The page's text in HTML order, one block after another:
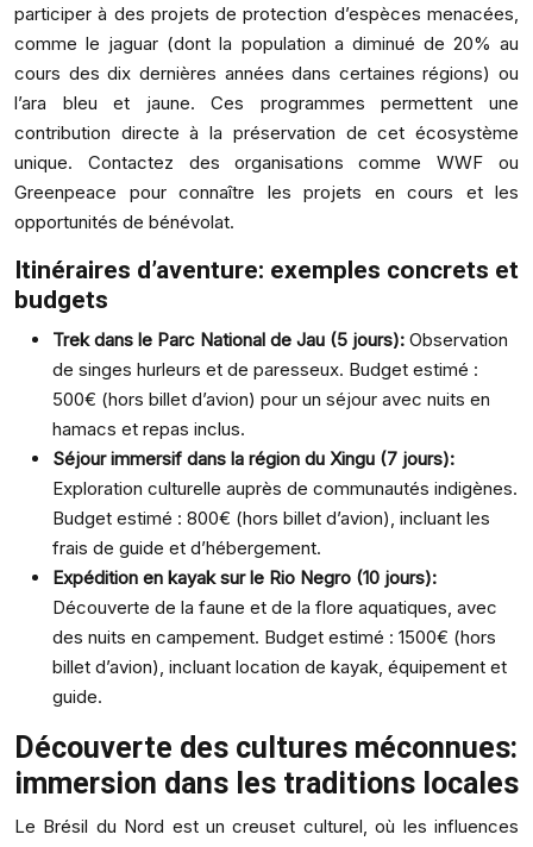
participer à des projets de protection d’espèces menacées,
comme le jaguar (dont la population a diminué de 20% au
cours des dix dernières années dans certaines régions) ou
l’ara bleu et jaune. Ces programmes permettent une
contribution directe à la préservation de cet écosystème
unique. Contactez des organisations comme WWF ou
Greenpeace pour connaître les projets en cours et les
opportunités de bénévolat.
Itinéraires d’aventure: exemples concrets et
budgets
Trek dans le Parc National de Jau (5 jours): Observation
de singes hurleurs et de paresseux. Budget estimé :
500€ (hors billet d’avion) pour un séjour avec nuits en
hamacs et repas inclus.
Séjour immersif dans la région du Xingu (7 jours):
Exploration culturelle auprès de communautés indigènes.
Budget estimé : 800€ (hors billet d’avion), incluant les
frais de guide et d’hébergement.
Expédition en kayak sur le Rio Negro (10 jours):
Découverte de la faune et de la flore aquatiques, avec
des nuits en campement. Budget estimé : 1500€ (hors
billet d’avion), incluant location de kayak, équipement et
guide.
Découverte des cultures méconnues:
immersion dans les traditions locales
Le Brésil du Nord est un creuset culturel, où les influences